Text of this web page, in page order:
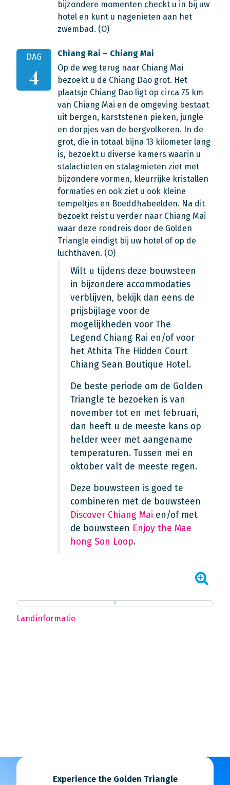
bijzondere momenten checkt u in bij uw
hotel en kunt u nagenieten aan het
zwembad. (O)
DAG
4
Chiang Rai – Chiang Mai
Op de weg terug naar Chiang Mai
bezoekt u de Chiang Dao grot. Het
plaatsje Chiang Dao ligt op circa 75 km
van Chiang Mai en de omgeving bestaat
uit bergen, karststenen pieken, jungle
en dorpjes van de bergvolkeren. In de
grot, die in totaal bijna 13 kilometer lang
is, bezoekt u diverse kamers waarin u
stalactieten en stalagmieten ziet met
bijzondere vormen, kleurrijke kristallen
formaties en ook ziet u ook kleine
tempeltjes en Boeddhabeelden. Na dit
bezoekt reist u verder naar Chiang Mai
waar deze rondreis door de Golden
Triangle eindigt bij uw hotel of op de
luchthaven. (O)
Wilt u tijdens deze bouwsteen
in bijzondere accommodaties
verblijven, bekijk dan eens de
prijsbijlage voor de
mogelijkheden voor The
Legend Chiang Rai en/of voor
het Athita The Hidden Court
Chiang Sean Boutique Hotel.
De beste periode om de Golden
Triangle te bezoeken is van
november tot en met februari,
dan heeft u de meeste kans op
helder weer met aangename
temperaturen. Tussen mei en
oktober valt de meeste regen.
Deze bouwsteen is goed te
combineren met de bouwsteen
Discover Chiang Mai en/of met
de bouwsteen Enjoy the Mae
hong Son Loop.
Landinformatie
Experience the Golden Triangle